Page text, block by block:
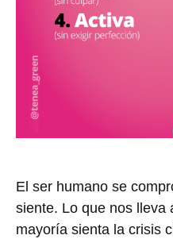
El ser humano se
siente. Lo que nos lleva
mayoría sienta la crisis